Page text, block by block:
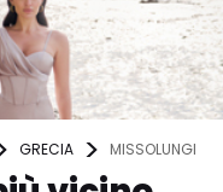
GRECIA MISSOLUNGI